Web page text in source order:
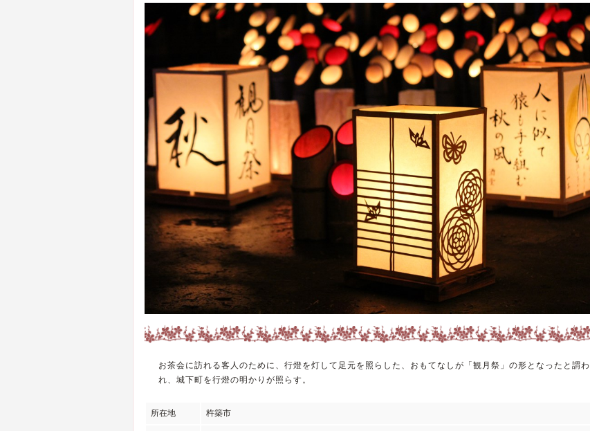
お茶会に訪れる客人のために、行燈を灯して足元を照らした、おもてなしが「観月祭」の形となったと謂わ
れ、城下町を行燈の明かりが照らす。
所在地 杵築市